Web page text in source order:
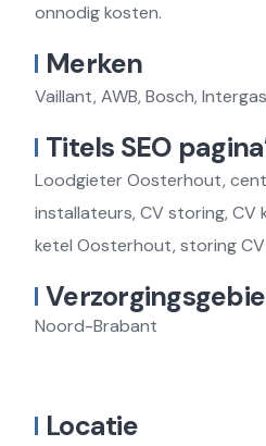
onnodig kosten.
Merken
Vaillant, AWB, Bosch,
Titels SEO
Loodgieter Oosterhout,
installateurs, CV storing, CV
ketel Oosterhout, storing CV
Noord-Brabant
Locatie